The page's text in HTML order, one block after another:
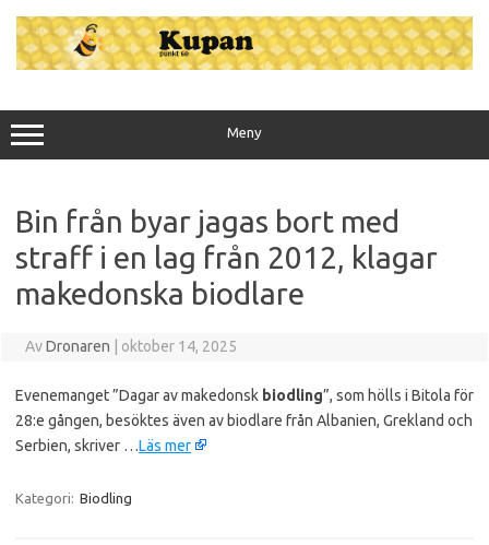
innehåll
Meny
Bin från byar jagas bort med
straff i en lag från 2012, klagar
makedonska biodlare
AvDronaren oktober 14, 2025
Evenemanget ”Dagar av makedonsk biodling”, som hölls i Bitola för
28:e gången, besöktes även av biodlare från Albanien, Grekland och
Serbien, skriver …Läs mer
Kategori: Biodling